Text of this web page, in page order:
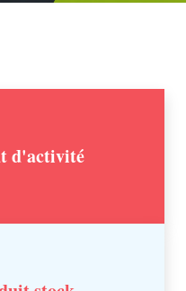
d'activité